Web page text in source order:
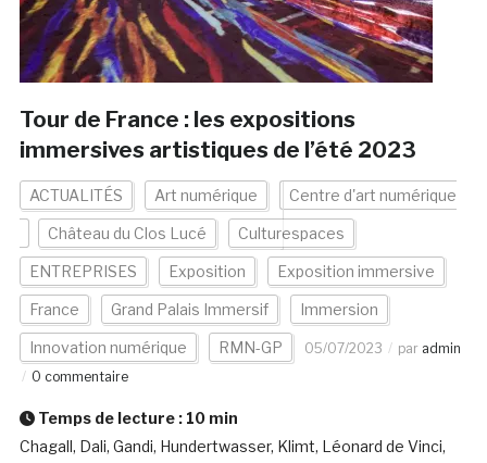
Tour de France : les expositions
immersives artistiques de l’été 2023
ACTUALITÉS Art numérique Centre d'art numérique
Château du Clos Lucé Culturespaces
ENTREPRISES Exposition Exposition immersive
France Grand Palais Immersif Immersion
Innovation numérique RMN-GP 05/07/2023 par admin
0 commentaire
Temps de lecture : 10 min
Chagall, Dali, Gandi, Hundertwasser, Klimt, Léonard de Vinci,